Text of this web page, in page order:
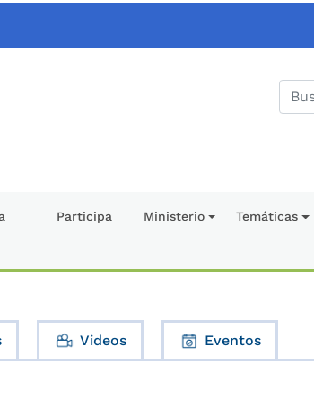
Participa Ministerio Temáticas
Videos Eventos